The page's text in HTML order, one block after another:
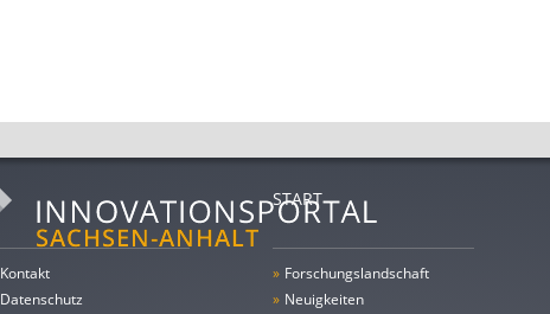
Kontakt
Datenschutz
START
» Forschungs­landschaft
» Neuigkeiten